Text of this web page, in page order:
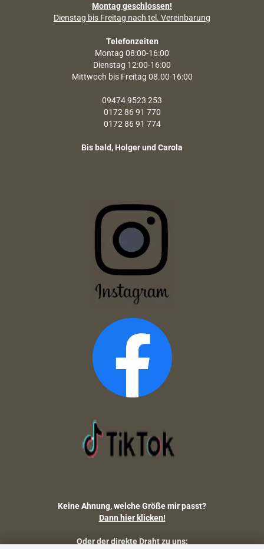
Montag geschlossen!
Dienstag bis Freitag nach tel. Vereinbarung
Telefonzeiten
Montag 08:00-16:00
Dienstag 12:00-16:00
Mittwoch bis Freitag 08.00-16:00
09474 9523 253
0172 86 91 770
0172 86 91 774
Bis bald, Holger und Carola
Keine Ahnung, welche Größe mir passt?
Dann hier klicken!
Oder der direkte Draht zu uns: